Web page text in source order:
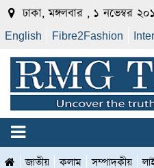
ঢাকা, মঙ্গলবার , ১ নভেম্বর
English Fibre2Fashion
জাতীয় কলাম সম্পাদকীয়